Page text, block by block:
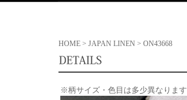
HOME > JAPAN LINEN > ON43668
※柄サイズ・色目は多少異なります